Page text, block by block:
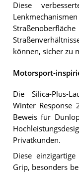
Diese
können, sicher zu
Motorsport-
Die Silica-Plus-
Winter
Beweis für
Privatkunden.
Diese
Grip, besonders